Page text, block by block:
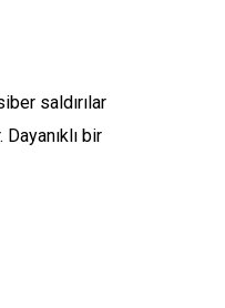
saldırılar
bir